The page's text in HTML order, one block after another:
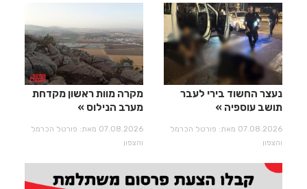
נעצר החשוד בירי לעבר
תושב עוספיה
07.08.2026 מאת: פורטל הכרמל
והצפון
מקרה מוות ראשון מקדחת
מערב הנילוס
07.08.2026 מאת: פורטל הכרמל
והצפון